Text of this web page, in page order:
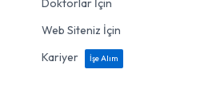
Doktorlar İçin
Web Siteniz İçin
Kariyer
İşe Alım